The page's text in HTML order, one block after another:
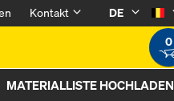
Kontakt
DE
0
MATERIALLISTE HOCHLADEN